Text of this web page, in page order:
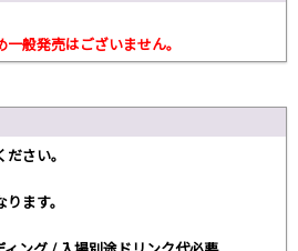
般発売はございません。
さい。
ます。